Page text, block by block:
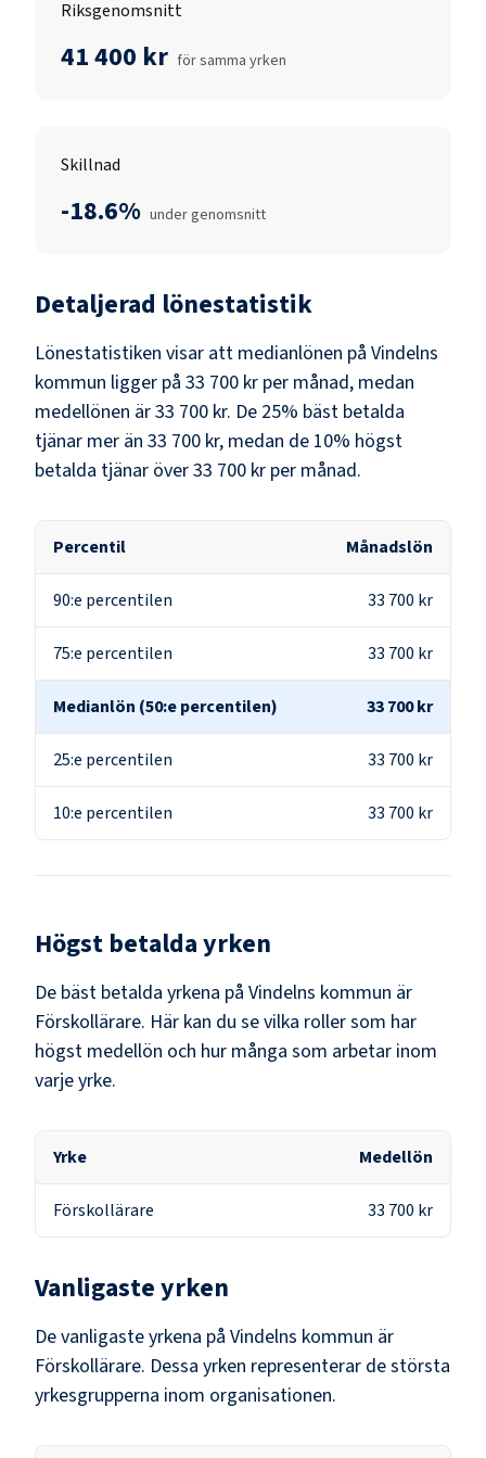
Riksgenomsnitt
41 400 kr för samma yrken
Skillnad
-18.6% under genomsnitt
Detaljerad lönestatistik
Lönestatistiken visar att medianlönen på Vindelns
kommun ligger på 33 700 kr per månad, medan
medellönen är33 700 kr. De 25% bäst betalda
tjänar mer än 33 700 kr, medan de 10% högst
betalda tjänar över33 700 kr per månad.
Percentil Månadslön
90:e percentilen 33 700 kr
75:e percentilen 33 700 kr
Medianlön (50:e percentilen) 33 700 kr
25:e percentilen 33 700 kr
10:e percentilen 33 700 kr
Högst betalda yrken
De bäst betalda yrkena på Vindelns kommun är
Förskollärare. Här kan du se vilka roller som har
högst medellön och hur många som arbetar inom
varje yrke.
Yrke Medellön
Förskollärare 33 700 kr
Vanligaste yrken
De vanligaste yrkena på Vindelns kommun är
Förskollärare. Dessa yrken representerar de största
yrkesgrupperna inom organisationen.